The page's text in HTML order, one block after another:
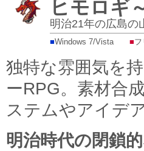
ヒモロギ
明治21年の広島の
■Windows 7/Vista ■フ
独特な雰囲気を
ーRPG。素材合
ステムやアイデ
明治時代の閉鎖